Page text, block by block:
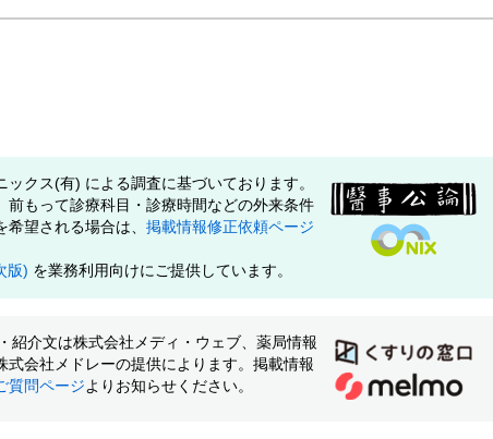
クス(有) による調査に基づいております。
もって診療科目・診療時間などの外来条件
望される場合は、 掲載情報修正依頼ページ
版) を業務利用向けにご提供しています。
紹介文は株式会社メディ・ウェブ、薬局情報
会社メドレーの提供によります。掲載情報
質問ページよりお知らせください。